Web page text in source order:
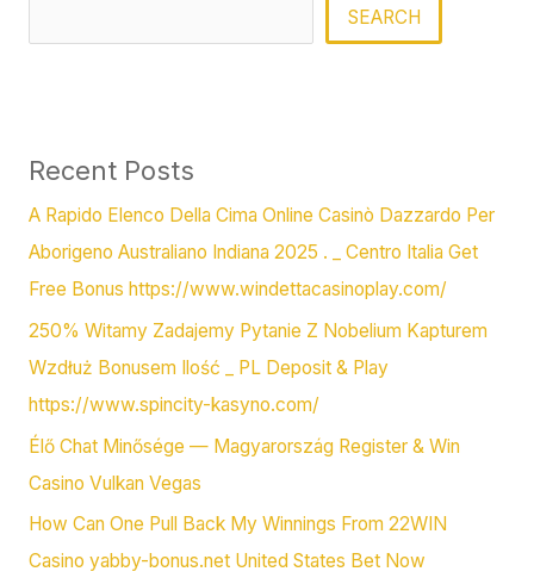
SEARCH
Recent Posts
A Rapido Elenco Della Cima Online Casinò Dazzardo Per
Aborigeno Australiano Indiana 2025 . _ Centro Italia Get
Free Bonus https://www.windettacasinoplay.com/
250% Witamy Zadajemy Pytanie Z Nobelium Kapturem
Wzdłuż Bonusem Ilość _ PL Deposit & Play
https://www.spincity-kasyno.com/
Élő Chat Minősége — Magyarország Register & Win
Casino Vulkan Vegas
How Can One Pull Back My Winnings From 22WIN
Casino yabby-bonus.net United States Bet Now